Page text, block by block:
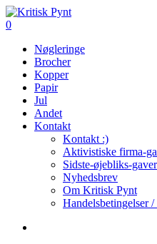
Skip
to
content
search
0
Nøgleringe
Brocher
Kopper
Papir
Jul
Andet
Kontakt
Kontakt :)
Aktivistiske firma-
Sidste-øjebliks-
Nyhedsbrev
Om Kritisk Pynt
Handelsbetingelser